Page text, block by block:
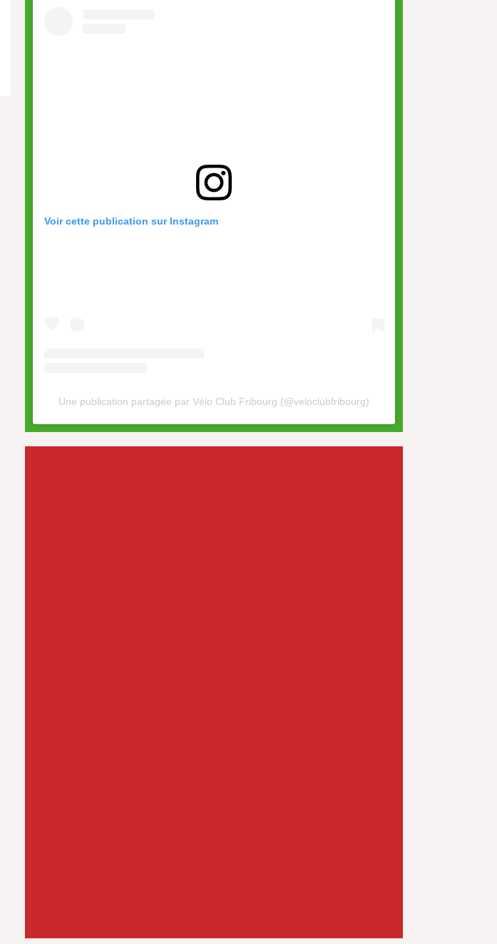
Voir cette publication sur Instagram
Une publication partagée par Vélo Club Fribourg (@veloclubfribourg)